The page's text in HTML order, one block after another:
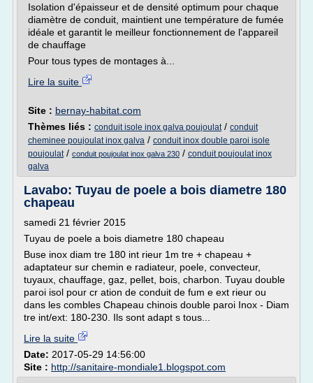
Isolation d'épaisseur et de densité optimum pour chaque
diamètre de conduit, maintient une température de fumée
idéale et garantit le meilleur fonctionnement de l'appareil
de chauffage
Pour tous types de montages à...
Lire la suite
Site : bernay-habitat.com
Thèmes liés : conduit isole inox galva poujoulat/ conduit
cheminee poujoulat inox galva / conduit inox double paroi isole
poujoulat/ conduit poujoulat inox galva 230 / conduit poujoulat inox
galva
Lavabo: Tuyau de poele a bois diametre 180
chapeau
samedi 21 février 2015
Tuyau de poele a bois diametre 180 chapeau
Buse inox diam tre 180 int rieur 1m tre + chapeau +
adaptateur sur chemin e radiateur, poele, convecteur,
tuyaux, chauffage, gaz, pellet, bois, charbon. Tuyau double
paroi isol pour cr ation de conduit de fum e ext rieur ou
dans les combles Chapeau chinois double paroi Inox - Diam
tre int/ext: 180-230. Ils sont adapt s tous...
Lire la suite
Date: 2017-05-29 14:56:00
Site : http://sanitaire-mondiale1.blogspot.com